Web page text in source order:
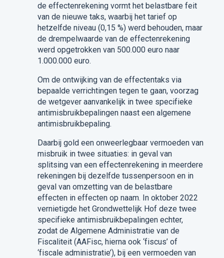
de effectenrekening vormt het belastbare feit
van de nieuwe taks, waarbij het tarief op
hetzelfde niveau (0,15 %) werd behouden, maar
de drempelwaarde van de effectenrekening
werd opgetrokken van 500.000 euro naar
1.000.000 euro.
Om de ontwijking van de effectentaks via
bepaalde verrichtingen tegen te gaan, voorzag
de wetgever aanvankelijk in twee specifieke
antimisbruikbepalingen naast een algemene
antimisbruikbepaling.
Daarbij gold een onweerlegbaar vermoeden van
misbruik in twee situaties: in geval van
splitsing van een effectenrekening in meerdere
rekeningen bij dezelfde tussenpersoon en in
geval van omzetting van de belastbare
effecten in effecten op naam. In oktober 2022
vernietigde het Grondwettelijk Hof deze twee
specifieke antimisbruikbepalingen echter,
zodat de Algemene Administratie van de
Fiscaliteit (AAFisc, hierna ook ‘fiscus’ of
‘fiscale administratie’), bij een vermoeden van